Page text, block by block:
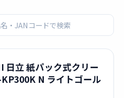
日立 紙パック式クリー
N ライトゴール